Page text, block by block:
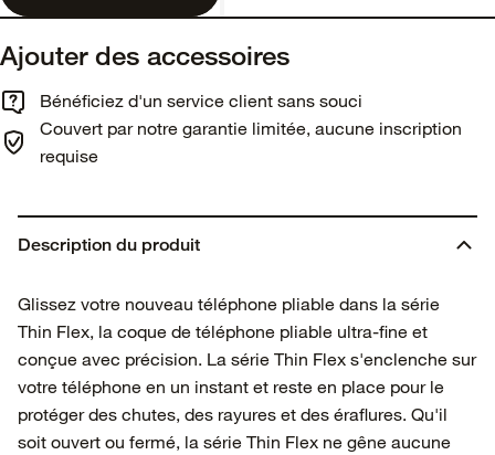
Ajouter des accessoires
Bénéficiez d'un service client sans souci
Couvert par notre garantie limitée, aucune inscription
requise
Description du produit
Glissez votre nouveau téléphone pliable dans la série
Thin Flex, la coque de téléphone pliable ultra-fine et
conçue avec précision. La série Thin Flex s'enclenche sur
votre téléphone en un instant et reste en place pour le
protéger des chutes, des rayures et des éraflures. Qu'il
soit ouvert ou fermé, la série Thin Flex ne gêne aucune